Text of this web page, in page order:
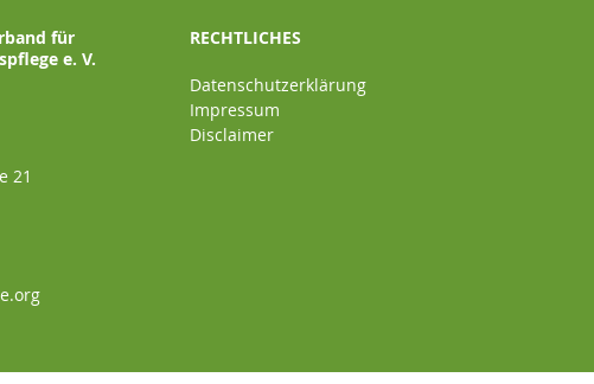
für
e. V.
21
RECHTLICHES
Datenschutzerklärung
Impressum
Disclaimer